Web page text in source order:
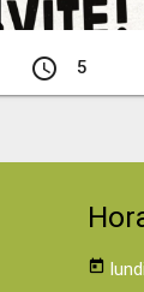
access_time 5
today